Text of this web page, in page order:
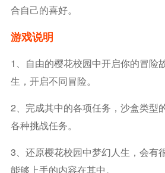
合自己的喜好。
游戏说明
1、自由的樱花校园中开启你的冒险
生，开启不同冒险。
2、完成其中的各项任务，沙盒类型
各种挑战任务。
3、还原樱花校园中梦幻人生，会有
能够上手的内容在其中。